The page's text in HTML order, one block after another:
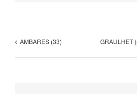
AMBARES (33) GRAULHET